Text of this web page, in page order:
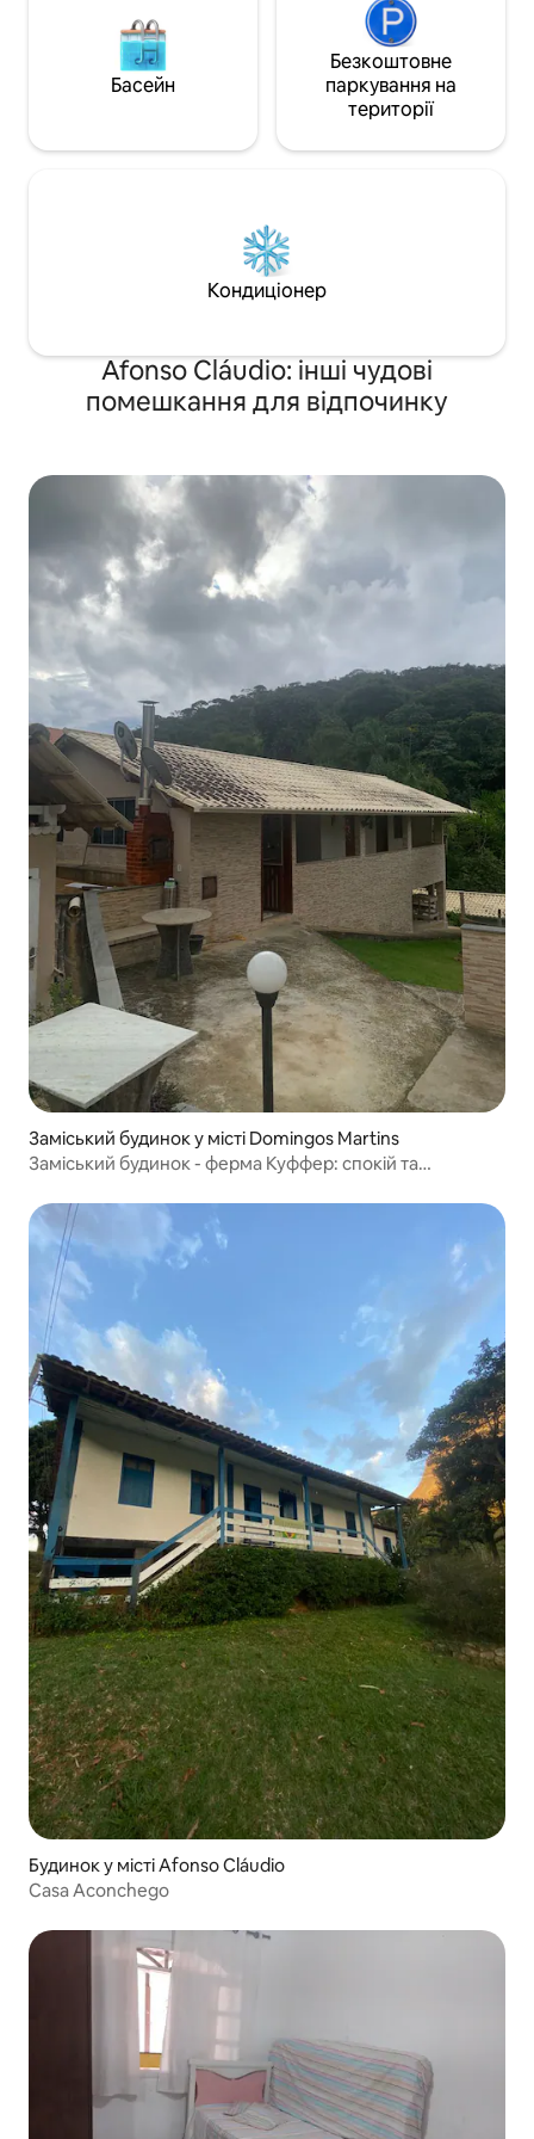
Басейн
Безкоштовне
паркування на
території
Кондиціонер
Afonso Cláudio: інші чудові
помешкання для відпочинку
Заміський будинок у місті Domingos Martins
Заміський будинок - ферма Куффер: спокій та
Будинок у місті Afonso Cláudio
Casa Aconchego